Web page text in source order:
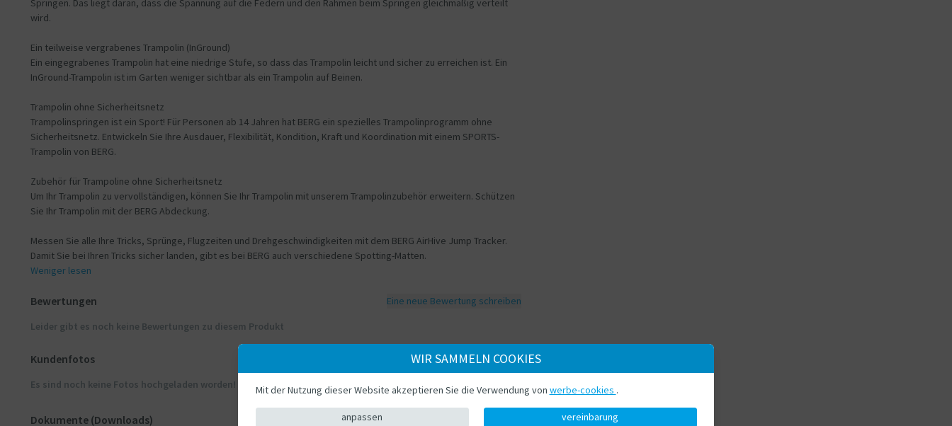
wird.
Ein teilweise vergrabenes Trampolin (InGround)
Ein eingegrabenes Trampolin hat eine niedrige Stufe, so dass das Trampolin leicht und sicher zu erreichen ist. Ein
InGround-Trampolin ist im Garten weniger sichtbar als ein Trampolin auf Beinen.
Trampolin ohne Sicherheitsnetz
Trampolinspringen ist ein Sport! Für Personen ab 14 Jahren hat BERG ein spezielles Trampolinprogramm ohne
Sicherheitsnetz. Entwickeln Sie Ihre Ausdauer, Flexibilität, Kondition, Kraft und Koordination mit einem SPORTS-
Trampolin von BERG.
Zubehör für Trampoline ohne Sicherheitsnetz
Um Ihr Trampolin zu vervollständigen, können Sie Ihr Trampolin mit unserem Trampolinzubehör erweitern. Schützen
Sie Ihr Trampolin mit der BERG Abdeckung.
Messen Sie alle Ihre Tricks, Sprünge, Flugzeiten und Drehgeschwindigkeiten mit dem BERG AirHive Jump Tracker.
Damit Sie bei Ihren Tricks sicher landen, gibt es bei BERG auch verschiedene Spotting-Matten.
Weniger lesen
Bewertungen
Eine neue Bewertung schreiben
Leider gibt es noch keine Bewertungen zu diesem Produkt
Kundenfotos
Laden Sie Ihr eigenes Foto hoch
Es sind noch keine Fotos hochgeladen worden! Kundenfotos zuerst hochladen
Dokumente (Downloads)
WIR SAMMELN COOKIES
Mit der Nutzung dieser Website akzeptieren Sie die Verwendung von werbe-cookies .
anpassen vereinbarung